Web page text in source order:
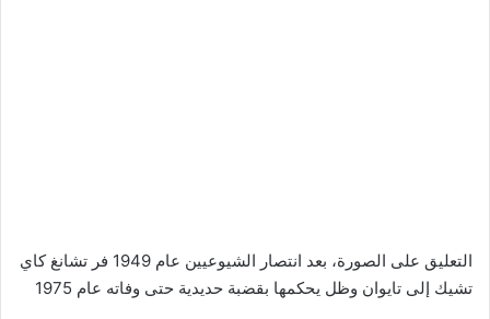
التعليق على الصورة،
بعد انتصار الشيوعيين عام 1949 فر تشانغ كاي
تشيك إلى تايوان وظل يحكمها بقضبة حديدية حتى وفاته عام 1975